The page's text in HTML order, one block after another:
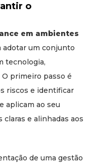
o
em ambientes
adotar um conjunto
tecnologia,
primeiro passo é
riscos e identificar
aplicam ao seu
e alinhadas aos
de uma gestão